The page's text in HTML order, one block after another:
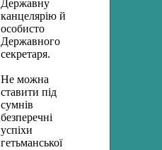
Державну
канцелярію й
особисто
Державного
секретаря.
Не можна
ставити під
сумнів
безперечні
успіхи
гетьманської